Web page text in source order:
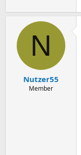
N
Nutzer55
Member